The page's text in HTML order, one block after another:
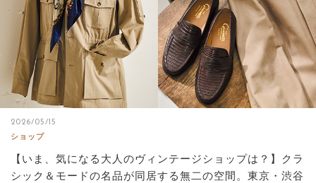
2026/05/15
ショップ
【いま、気になる大人のヴィンテージショップは？】クラ
シック＆モードの名品が同居する無二の空間。東京・渋谷